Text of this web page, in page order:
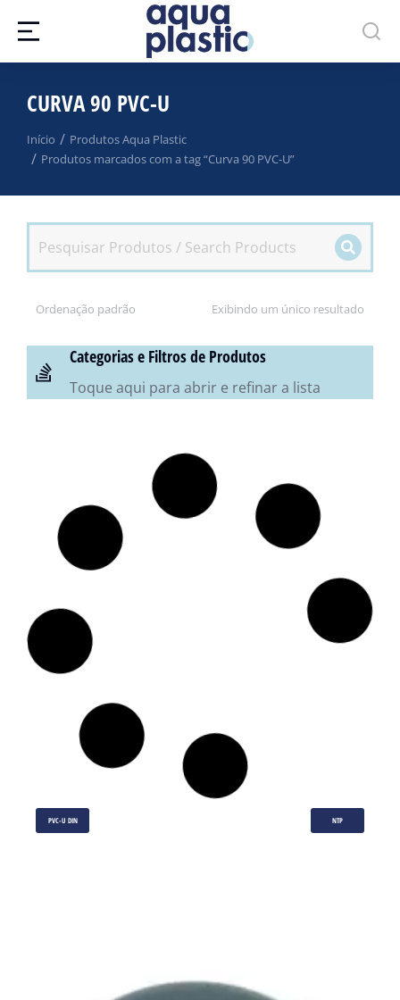
CURVA 90 PVC-U
Você está aqui:
Início
Produtos Aqua Plastic
Produtos marcados com a tag “Curva 90 PVC-U”
Exibindo um único resultado
Categorias e Filtros de Produtos
Toque aqui para abrir e refinar a lista
PVC-U DIN NTP